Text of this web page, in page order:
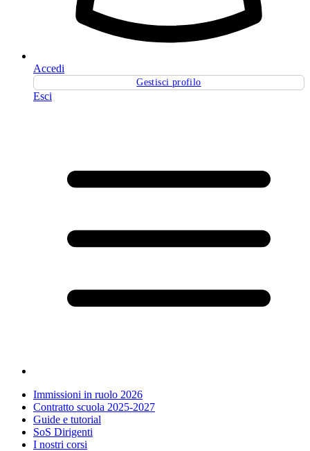
Accedi
Gestisci profilo
Esci
Immissioni in ruolo 2026
Contratto scuola 2025-2027
Guide e tutorial
SoS Dirigenti
I nostri corsi